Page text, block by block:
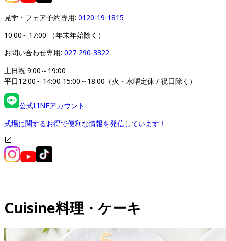
見学・フェア予約専用: 0120-19-1815
10:00～17:00 （年末年始除く）
お問い合わせ専用: 027-290-3322
土日祝 9:00～19:00
平日12:00～14:00 15:00～18:00（火・水曜定休 / 祝日除く）
公式LINEアカウント
式場に関するお得で便利な情報を発信しています！
Cuisine料理・ケーキ